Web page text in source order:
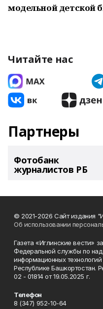
модельной детской
Читайте нас
Партнеры
Фотобанк
журналистов РБ
© 2021-2026 Сайт издания
Об использовании
Газета «Иглинские вести»
Федеральной службы по
информационных
Республике Башкортостан.
02 - 01814 от 19.05.2025 г.
Телефон
8 (347) 952-10-64